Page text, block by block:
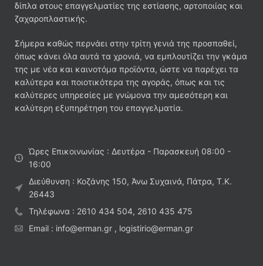
δίπλα στους επαγγελματίες της εστίασης, αρτοποιίας και
ζαχαροπλαστικής.
Σήμερα καθώς περνάει στην τρίτη γενιά της προσπαθεί,
όπως κάνει όλα αυτά τα χρονιά, να εμπλουτίζει την γκάμα
της με νέα και καινοτόμα προϊόντα, ώστε να παρέχει τα
καλύτερα και ποιοτικότερα της αγοράς, όπως και τις
καλύτερες υπηρεσίες με γνώμονα την αμεσότερη και
καλύτερη εξυπηρέτηση του επαγγελματία.
Ώρες Επικοινωνίας : Δευτέρα - Παρασκευή 08:00 -
16:00
Διεύθυνση : Κοζάνης 150, Άνω Συχαινά, Πάτρα, Τ.Κ.
26443
Τηλέφωνα : 2610 434 504, 2610 435 475
Email : info@erman.gr , logistirio@erman.gr